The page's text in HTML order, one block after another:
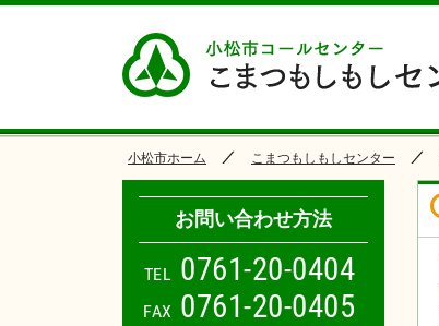
小松市ホーム こまつもしもしセンター
お問い合わせ方法
TEL 0761-20-0404
FAX 0761-20-0405